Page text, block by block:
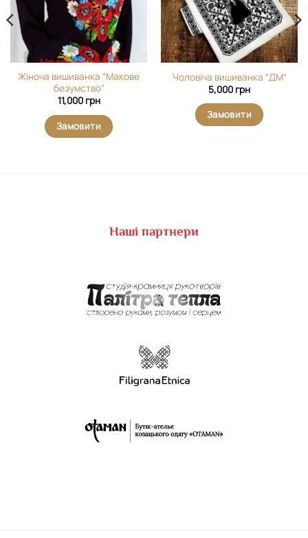
На замовлення
Жіноча вишиванка “Макове
безумство”
11,000 грн
Замовити
Чоловіча вишиванка “ДМ”
5,000 грн
Замовити
Наші партнери